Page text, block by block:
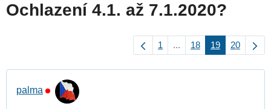
Ochlazení 4.1. až 7.1.2020?
1 ... 18 19 20
palma